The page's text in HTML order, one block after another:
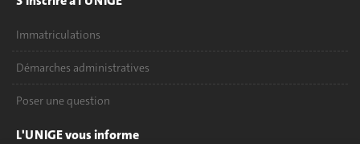
Immatriculations
Démarches administratives
Poser une question
L'UNIGE vous informe